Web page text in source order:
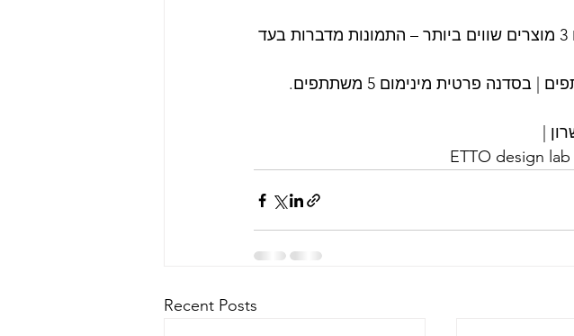
העיצוב המתקבל ייחודי לכל משתתף. סה”כ מעצבים 3 מוצרים שווים ביותר – התמונות מדברות בעד
ETTO design lab
Recent Posts